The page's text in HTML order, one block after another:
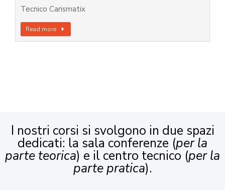
Tecnico Carismatix
Read more
I nostri corsi si svolgono in due spazi
dedicati: la sala conferenze (per la
parte teorica) e il centro tecnico (per la
parte pratica).